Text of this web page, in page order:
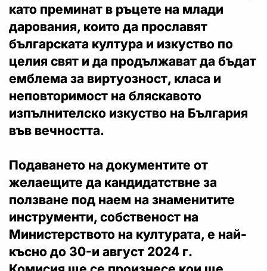
като преминат в ръцете на млади
дарования, които да прославят
българската култура и изкуство по
целия свят и да продължават да бъдат
емблема за виртуозност, класа и
неповторимост на бляскавото
изпълнителско изкуство на България
във вечността.
Подаването на документите от
желаещите да кандидатствне за
ползване под наем на знаменитите
инструменти, собственост на
Министерството на културата, е най-
късно до 30-и август 2024 г.